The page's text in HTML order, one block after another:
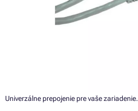
Univerzálne prepojenie pre vaše zariadenie.